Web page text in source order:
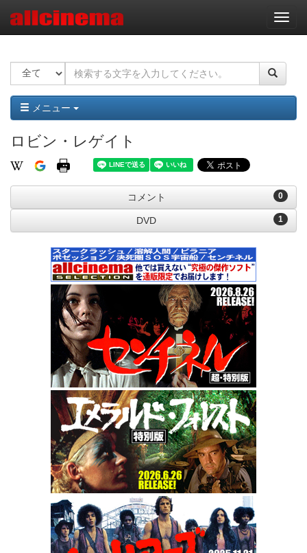
ナ
ビ
ー
ョ
ン
メニュー
ロビン・レゲイト
0
コメント
1
DVD